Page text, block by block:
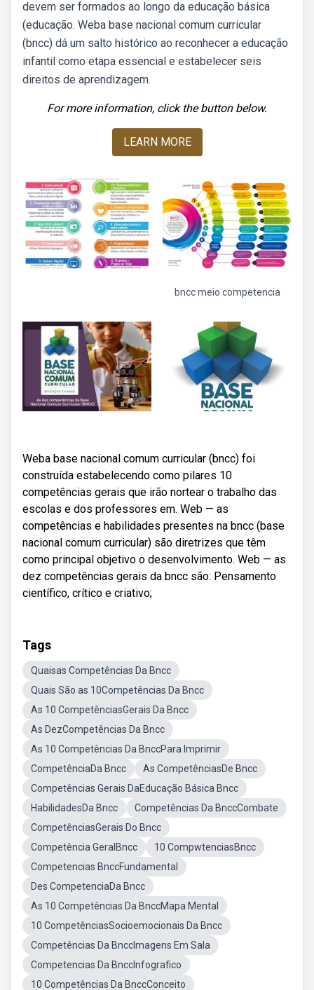
devem ser formados ao longo da educação básica
(educação. Weba base nacional comum curricular
(bncc) dá um salto histórico ao reconhecer a educação
infantil como etapa essencial e estabelecer seis
direitos de aprendizagem.
For more information, click the button below.
LEARN MORE
bncc meio competencia
Weba base nacional comum curricular (bncc) foi
construída estabelecendo como pilares 10
competências gerais que irão nortear o trabalho das
escolas e dos professores em. Web — as
competências e habilidades presentes na bncc (base
nacional comum curricular) são diretrizes que têm
como principal objetivo o desenvolvimento. Web — as
dez competências gerais da bncc são: Pensamento
científico, crítico e criativo;
Tags
Quaisas Competências Da Bncc
Quais São as 10Competências Da Bncc
As 10 CompetênciasGerais Da Bncc
As DezCompetências Da Bncc
As 10 Competências Da BnccPara Imprimir
CompetênciaDa Bncc
As CompetênciasDe Bncc
Competências Gerais DaEducação Básica Bncc
HabilidadesDa Bncc
Competências Da BnccCombate
CompetênciasGerais Do Bncc
Competência GeralBncc
10 CompwtenciasBncc
Competencias BnccFundamental
Des CompetenciaDa Bncc
As 10 Competências Da BnccMapa Mental
10 CompetênciasSocioemocionais Da Bncc
Competências Da BnccImagens Em Sala
Competencias Da BnccInfografico
10 Competências Da BnccConceito